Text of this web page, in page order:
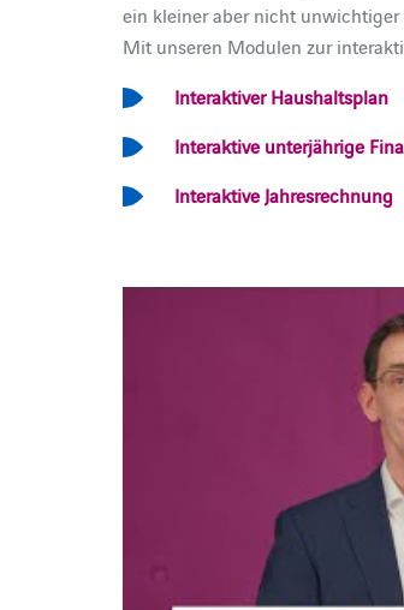
ein kleiner aber nicht unwichtiger
Mit unseren Modulen zur
Interaktiver Haushaltsplan
Interaktive unterjährige
Interaktive Jahresrechnung